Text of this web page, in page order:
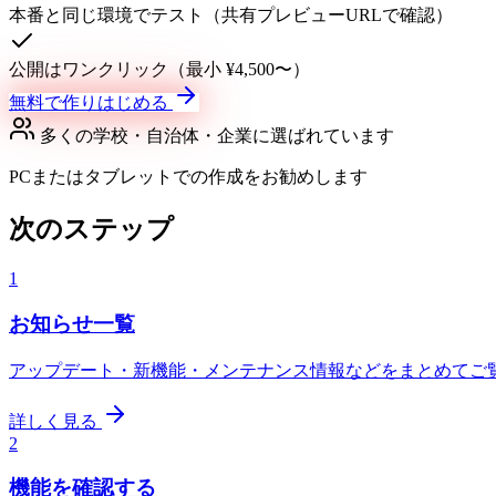
本番と同じ環境でテスト（共有プレビューURLで確認）
公開はワンクリック（最小 ¥4,500〜）
無料で作りはじめる
多くの学校・自治体・企業に選ばれています
PCまたはタブレットでの作成をお勧めします
次のステップ
1
お知らせ一覧
アップデート・新機能・メンテナンス情報などをまとめてご
詳しく見る
2
機能を確認する